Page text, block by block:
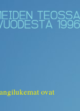
ovat